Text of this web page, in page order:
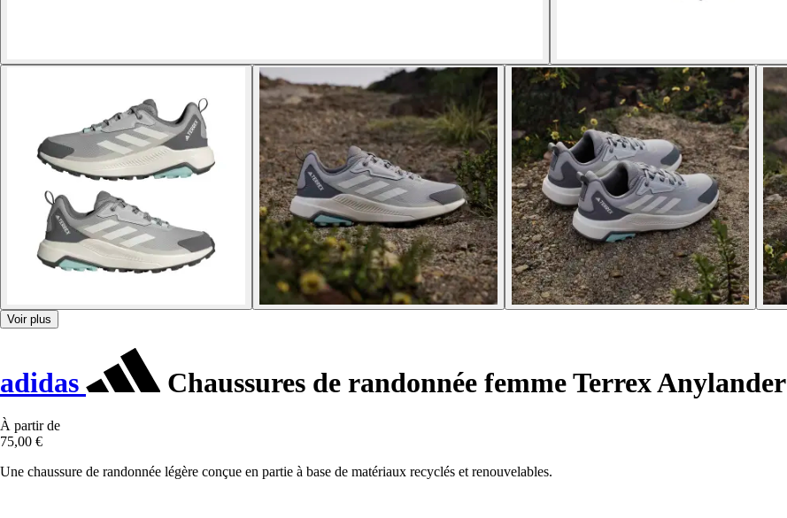
Voir plus
adidas Chaussures de randonnée femme Terrex Anylander
À partir de
75,00 €
Une chaussure de randonnée légère conçue en partie à base de matériaux recyclés et renouvelables.